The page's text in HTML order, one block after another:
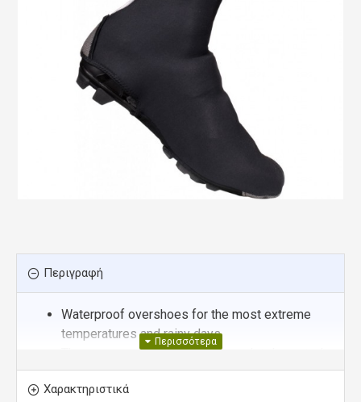
Περιγραφή
Waterproof overshoes for the most extreme
temperatures and rainy days
The neoprene membrane is completely coated
and waterproof, insulates the feet from cold and
rain
Χαρακτηριστικά